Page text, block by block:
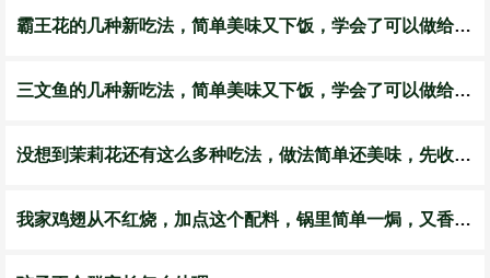
霸王花的几种新吃法，简单美味又下饭，学会了可以做给家人吃
三文鱼的几种新吃法，简单美味又下饭，学会了可以做给家人吃
没想到茉莉花还有这么多种吃法，做法简单还美味，先收藏了
我家鸡翅从不红烧，加点这个配料，锅里简单一焗，又香又馋人